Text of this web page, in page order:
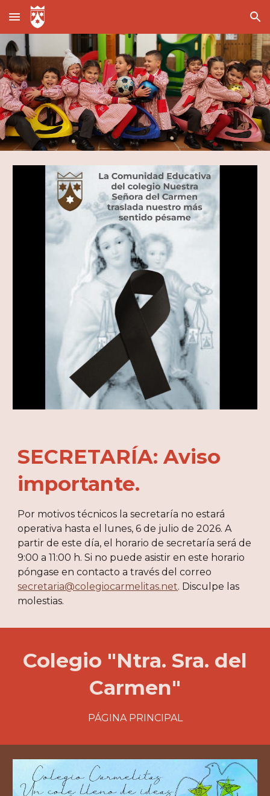
Skip to main content Skip to navigation
SECRETARÍA: Aviso
importante.
Por motivos técnicos la secretaría no estará
operativa hasta el lunes, 6 de julio de 2026. A
partir de este día, el horario de secretaría será de
9:00 a 11:00 h. Si no puede asistir en este horario
póngase en contacto a través del correo
secretaria@colegiocarmelitas.net. Disculpe las
molestias.
Colegio "Ntra. Sra. del
Carmen"
PÁGINA PRINCIPAL